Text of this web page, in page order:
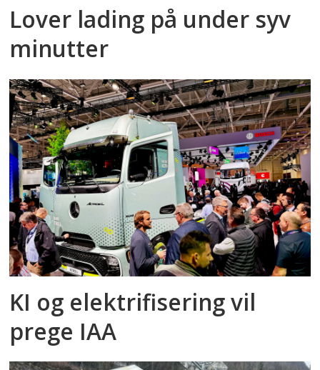
Lover lading på under syv
minutter
KI og elektrifisering vil
prege IAA